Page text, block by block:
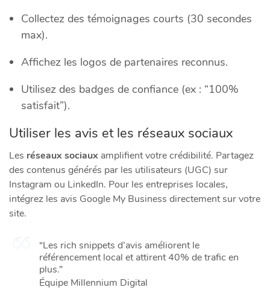
Collectez des témoignages courts (30 secondes
max).
Affichez les logos de partenaires reconnus.
Utilisez des badges de confiance (ex : “100%
satisfait”).
Utiliser les avis et les réseaux sociaux
Les réseaux sociaux amplifient votre crédibilité. Partagez
des contenus générés par les utilisateurs (UGC) sur
Instagram ou LinkedIn. Pour les entreprises locales,
intégrez les avis Google My Business directement sur votre
site.
“Les rich snippets d’avis améliorent le
référencement local et attirent 40% de trafic en
plus.”
Équipe Millennium Digital